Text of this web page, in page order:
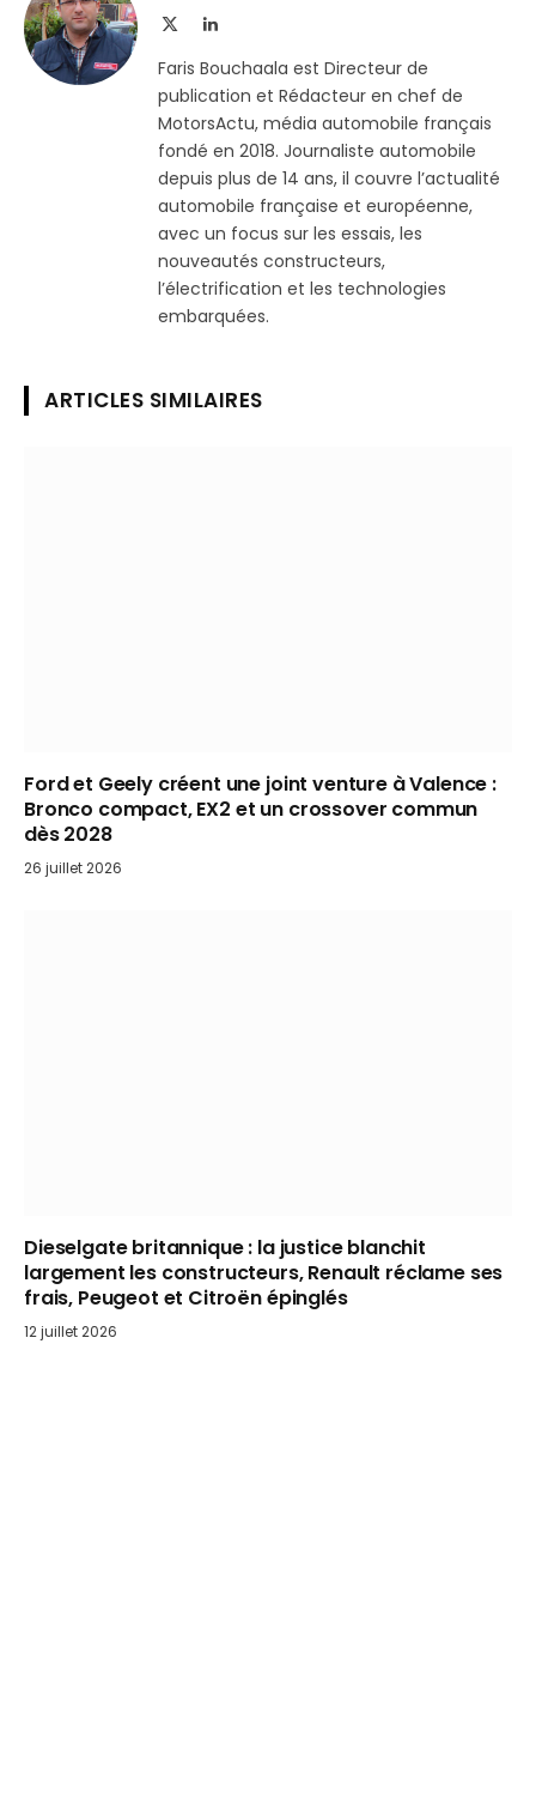
LinkedIn
Faris Bouchaala est Directeur de
publication et Rédacteur en chef de
MotorsActu, média automobile français
fondé en 2018. Journaliste automobile
depuis plus de 14 ans, il couvre l’actualité
automobile française et européenne,
avec un focus sur les essais, les
nouveautés constructeurs,
l’électrification et les technologies
embarquées.
ARTICLES SIMILAIRES
Ford et Geely créent une joint venture à Valence :
Bronco compact, EX2 et un crossover commun
dès 2028
26 juillet 2026
Dieselgate britannique : la justice blanchit
largement les constructeurs, Renault réclame ses
frais, Peugeot et Citroën épinglés
12 juillet 2026